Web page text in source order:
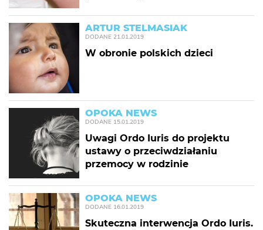
ARTUR STELMASIAK
DODANE 21.01.2019
W obronie polskich dzieci
OPOKA NEWS
DODANE 15.01.2019
Uwagi Ordo Iuris do projektu
ustawy o przeciwdziałaniu
przemocy w rodzinie
OPOKA NEWS
DODANE 16.01.2019
Skuteczna interwencja Ordo Iuris.